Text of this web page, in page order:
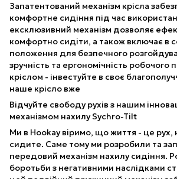
Запатентований механізм крісла
комфортне сидіння під час
ексклюзивний механізм дозволяє
комфортно сидіти, а також включає в
положення для безпечного
зручність та ергономічність робочого
кріслом - інвестуйте в своє
наше крісло вже
Відчуйте свободу рухів з нашим
механізмом нахилу Sychro-Tilt
Ми в Hookay віримо, що життя - це рух,
сидите. Саме тому ми розробили та
передовий механізм нахилу сидіння.
боротьби з негативними наслідками